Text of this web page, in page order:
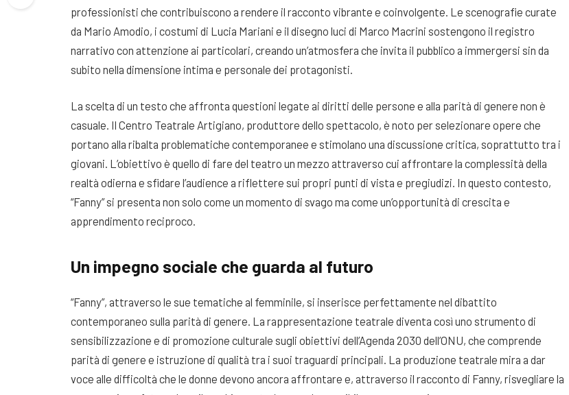
professionisti che contribuiscono a rendere il racconto vibrante e coinvolgente. Le scenografie curate
da Mario Amodio, i costumi di Lucia Mariani e il disegno luci di Marco Macrini sostengono il registro
narrativo con attenzione ai particolari, creando un’atmosfera che invita il pubblico a immergersi sin da
subito nella dimensione intima e personale dei protagonisti.
La scelta di un testo che affronta questioni legate ai diritti delle persone e alla parità di genere non è
casuale. Il Centro Teatrale Artigiano, produttore dello spettacolo, è noto per selezionare opere che
portano alla ribalta problematiche contemporanee e stimolano una discussione critica, soprattutto tra i
giovani. L’obiettivo è quello di fare del teatro un mezzo attraverso cui affrontare la complessità della
realtà odierna e sfidare l’audience a riflettere sui propri punti di vista e pregiudizi. In questo contesto,
“Fanny” si presenta non solo come un momento di svago ma come un’opportunità di crescita e
apprendimento reciproco.
Un impegno sociale che guarda al futuro
“Fanny”, attraverso le sue tematiche al femminile, si inserisce perfettamente nel dibattito
contemporaneo sulla parità di genere. La rappresentazione teatrale diventa così uno strumento di
sensibilizzazione e di promozione culturale sugli obiettivi dell’Agenda 2030 dell’ONU, che comprende
parità di genere e istruzione di qualità tra i suoi traguardi principali. La produzione teatrale mira a dar
voce alle difficoltà che le donne devono ancora affrontare e, attraverso il racconto di Fanny, risvegliare la